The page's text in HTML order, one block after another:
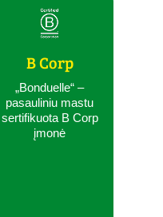
B Corp
„Bonduelle“ –
pasauliniu mastu
sertifikuota B Corp
įmonė